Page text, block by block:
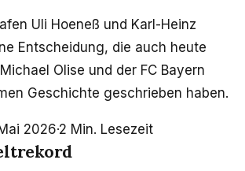
Uli Hoeneß und Karl-Heinz
Entscheidung, die auch heute
Olise und der FC Bayern
Geschichte geschrieben haben.
2026·2 Min. Lesezeit